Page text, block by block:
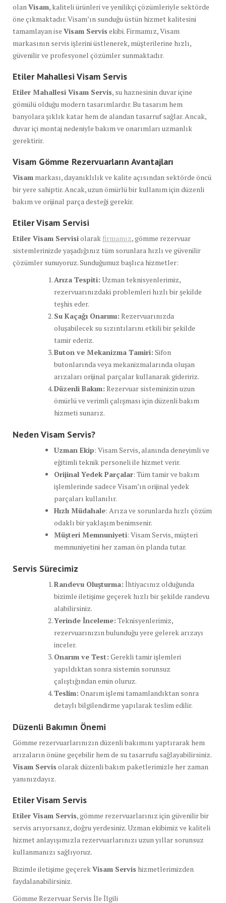
olan Visam, kaliteli ürünleri ve yenilikçi çözümleriyle sektörde
öne çıkmaktadır. Visam’ın sunduğu üstün hizmet kalitesini
tamamlayan ise Visam Servis ekibi. Firmamız, Visam
markasının servis işlerini üstlenerek, müşterilerine hızlı,
güvenilir ve profesyonel çözümler sunmaktadır.
Etiler Mahallesi Visam Servis
Etiler Mahallesi Visam Servis, su haznesinin duvar içine
gömülü olduğu modern tasarımlardır. Bu tasarım hem
banyolara şıklık katar hem de alandan tasarruf sağlar. Ancak,
duvar içi montaj nedeniyle bakım ve onarımları uzmanlık
gerektirir.
Visam Gömme Rezervuarların Avantajları
Visam markası, dayanıklılık ve kalite açısından sektörde öncü
bir yere sahiptir. Ancak, uzun ömürlü bir kullanım için düzenli
bakım ve orijinal parça desteği gerekir.
Etiler Visam Servisi
Etiler Visam Servisiolarak firmamız, gömme rezervuar
sistemlerinizde yaşadığınız tüm sorunlara hızlı ve güvenilir
çözümler sunuyoruz. Sunduğumuz başlıca hizmetler:
Arıza Tespiti: Uzman teknisyenlerimiz,
rezervuarınızdaki problemleri hızlı bir şekilde
teşhis eder.
Su Kaçağı Onarımı: Rezervuarınızda
oluşabilecek su sızıntılarını etkili bir şekilde
tamir ederiz.
Buton ve Mekanizma Tamiri: Sifon
butonlarında veya mekanizmalarında oluşan
arızaları orijinal parçalar kullanarak gideririz.
Düzenli Bakım: Rezervuar sisteminizin uzun
ömürlü ve verimli çalışması için düzenli bakım
hizmeti sunarız.
Neden Visam Servis?
Uzman Ekip: Visam Servis, alanında deneyimli ve
eğitimli teknik personeli ile hizmet verir.
Orijinal Yedek Parçalar: Tüm tamir ve bakım
işlemlerinde sadece Visam’ın orijinal yedek
parçaları kullanılır.
Hızlı Müdahale: Arıza ve sorunlarda hızlı çözüm
odaklı bir yaklaşım benimsenir.
Müşteri Memnuniyeti: Visam Servis, müşteri
memnuniyetini her zaman ön planda tutar.
Servis Sürecimiz
Randevu Oluşturma: İhtiyacınız olduğunda
bizimle iletişime geçerek hızlı bir şekilde randevu
alabilirsiniz.
Yerinde İnceleme: Teknisyenlerimiz,
rezervuarınızın bulunduğu yere gelerek arızayı
inceler.
Onarım ve Test: Gerekli tamir işlemleri
yapıldıktan sonra sistemin sorunsuz
çalıştığından emin oluruz.
Teslim: Onarım işlemi tamamlandıktan sonra
detaylı bilgilendirme yapılarak teslim edilir.
Düzenli Bakımın Önemi
Gömme rezervuarlarınızın düzenli bakımını yaptırarak hem
arızaların önüne geçebilir hem de su tasarrufu sağlayabilirsiniz.
Visam Servis olarak düzenli bakım paketlerimizle her zaman
yanınızdayız.
Etiler Visam Servis
Etiler Visam Servis, gömme rezervuarlarınız için güvenilir bir
servis arıyorsanız, doğru yerdesiniz. Uzman ekibimiz ve kaliteli
hizmet anlayışımızla rezervuarlarınızı uzun yıllar sorunsuz
kullanmanızı sağlıyoruz.
Bizimle iletişime geçerekVisam Servis hizmetlerimizden
faydalanabilirsiniz.
Gömme Rezervuar Servis İle İlgili